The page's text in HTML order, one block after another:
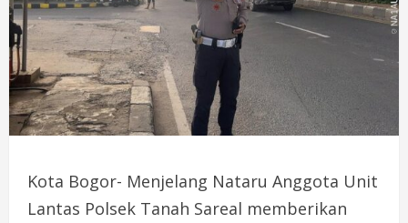
Kota Bogor- Menjelang Nataru Anggota Unit
Lantas Polsek Tanah Sareal memberikan